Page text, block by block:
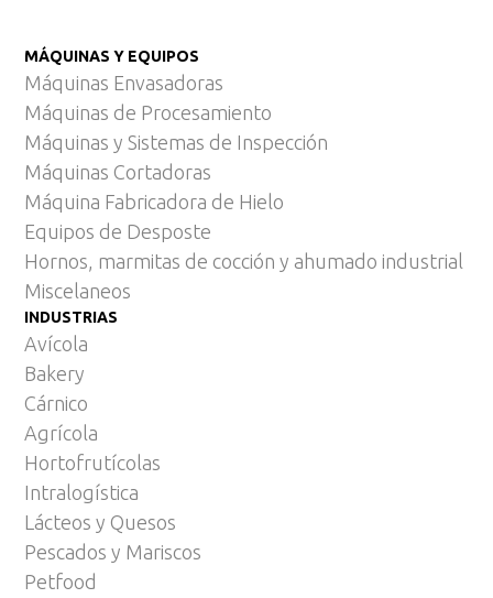
MÁQUINAS Y EQUIPOS
Máquinas Envasadoras
Máquinas de Procesamiento
Máquinas y Sistemas de Inspección
Máquinas Cortadoras
Máquina Fabricadora de Hielo
Equipos de Desposte
Hornos, marmitas de cocción y ahumado industrial
Miscelaneos
INDUSTRIAS
Avícola
Bakery
Cárnico
Agrícola
Hortofrutícolas
Intralogística
Lácteos y Quesos
Pescados y Mariscos
Petfood